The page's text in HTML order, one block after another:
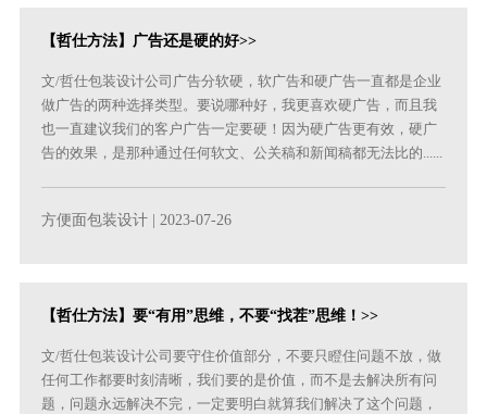
【哲仕方法】广告还是硬的好>>
文/哲仕包装设计公司广告分软硬，软广告和硬广告一直都是企业
做广告的两种选择类型。要说哪种好，我更喜欢硬广告，而且我
也一直建议我们的客户广告一定要硬！因为硬广告更有效，硬广
告的效果，是那种通过任何软文、公关稿和新闻稿都无法比的......
方便面包装设计 | 2023-07-26
【哲仕方法】要“有用”思维，不要“找茬”思维！>>
文/哲仕包装设计公司要守住价值部分，不要只瞪住问题不放，做
任何工作都要时刻清晰，我们要的是价值，而不是去解决所有问
题，问题永远解决不完，一定要明白就算我们解决了这个问题，